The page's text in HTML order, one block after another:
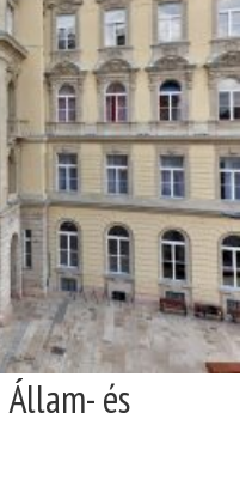
Állam- és